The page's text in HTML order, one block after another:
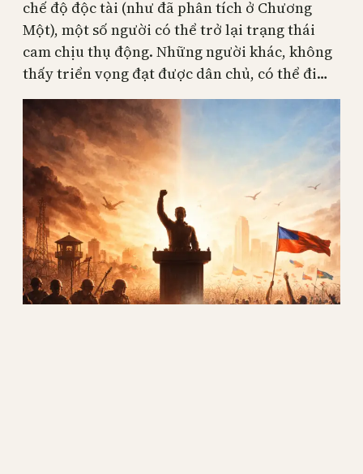
chế độ độc tài (như đã phân tích ở Chương
Một), một số người có thể trở lại trạng thái
cam chịu thụ động. Những người khác, không
thấy triển vọng đạt được dân chủ, có thể đi…